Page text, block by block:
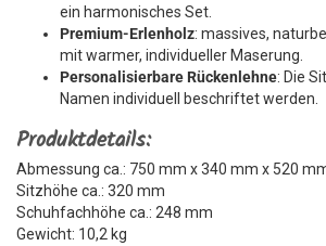
ein harmonisches Set.
Premium-Erlenholz: massives,
mit warmer, individueller Maserung.
Personalisierbare Rückenlehne: Die
Namen individuell beschriftet werden.
Produktdetails:
Abmessung ca.: 750 mm x 340 mm x 520
Sitzhöhe ca.: 320 mm
Schuhfachhöhe ca.: 248 mm
Gewicht: 10,2 kg